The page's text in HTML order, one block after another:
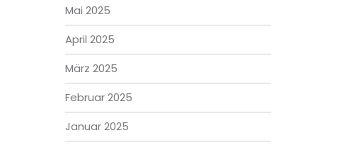
Mai 2025
April 2025
März 2025
Februar 2025
Januar 2025